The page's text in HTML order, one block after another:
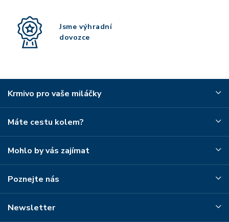
Jsme výhradní
dovozce
Krmivo pro vaše miláčky
Máte cestu kolem?
Mohlo by vás zajímat
Poznejte nás
Newsletter